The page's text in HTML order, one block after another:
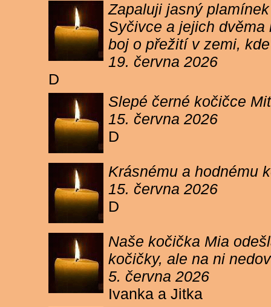
Zapaluji jasný
Syčivce a jejich
boj o přežití v zemi,
19. června 2026
D
Slepé černé kočičce
15. června 2026
D
Krásnému a hodnému
15. června 2026
D
Naše kočička Mia
kočičky, ale na ni
5. června 2026
Ivanka a Jitka